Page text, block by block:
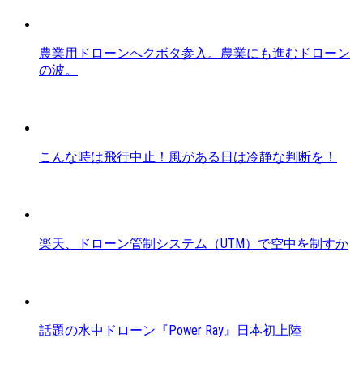
農業用ドローンへクボタ参入。農業にも進むドローン
の波。
こんな時は飛行中止！風がある日は冷静な判断を！
楽天、ドローン管制システム（UTM）で空中を制すか
話題の水中ドローン『Power Ray』日本初上陸